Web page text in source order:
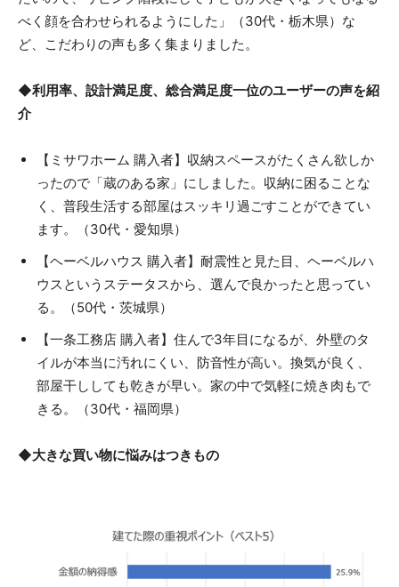
べく顔を合わせられるようにした」（30代・栃木県）な
ど、こだわりの声も多く集まりました。
◆利用率、設計満足度、総合満足度一位のユーザーの声を紹
介
【ミサワホーム 購入者】収納スペースがたくさん欲しか
ったので「蔵のある家」にしました。収納に困ることな
く、普段生活する部屋はスッキリ過ごすことができてい
ます。（30代・愛知県）
【ヘーベルハウス 購入者】耐震性と見た目、ヘーベルハ
ウスというステータスから、選んで良かったと思ってい
る。（50代・茨城県）
【一条工務店 購入者】住んで3年目になるが、外壁のタ
イルが本当に汚れにくい、防音性が高い。換気が良く、
部屋干ししても乾きが早い。家の中で気軽に焼き肉もで
きる。（30代・福岡県）
◆大きな買い物に悩みはつきもの